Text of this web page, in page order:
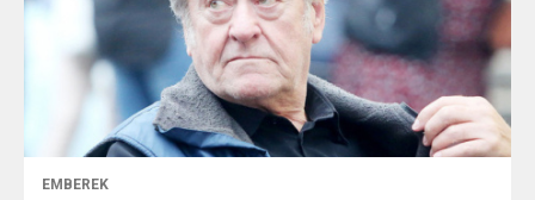
EMBEREK